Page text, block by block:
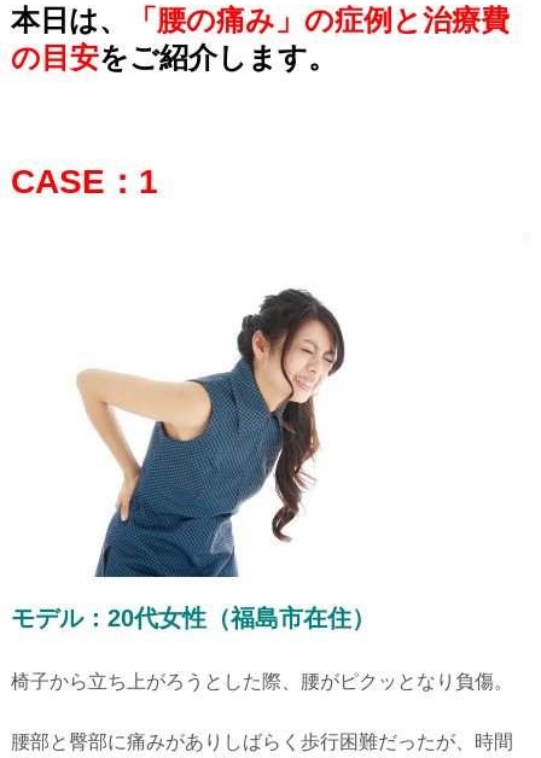
本日は、
「腰の痛み」の症例と治療費
の目安をご紹介します。
CASE：1
モデル：20代女性（福島市在住）
椅子から立ち上がろうとした際、腰がピクッとなり負傷。
腰部と臀部に痛みがありしばらく歩行困難だったが、時間